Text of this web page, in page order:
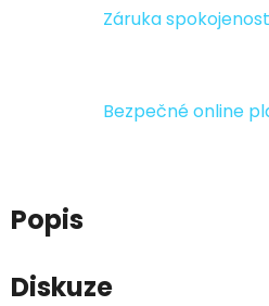
Záruka
Bezpečné online
Popis
Diskuze